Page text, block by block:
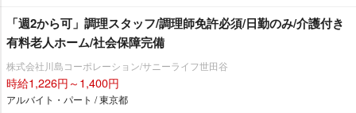
「週2から可」調理スタッフ/調理師免許必須/日勤のみ/介護付き
有料老人ホーム/社会保障完備
株式会社川島コーポレーション/サニーライフ世田谷
時給1,226円～1,400円
アルバイト・パート / 東京都